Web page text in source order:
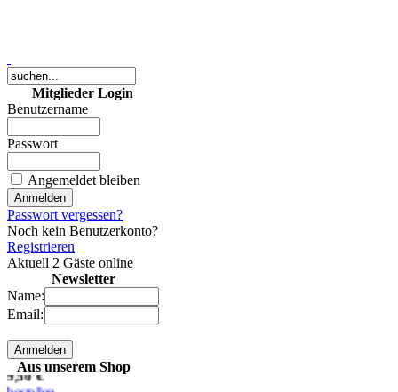
Mitglieder Login
Benutzername
Passwort
Angemeldet bleiben
Passwort vergessen?
Noch kein Benutzerkonto?
Registrieren
Aktuell 2 Gäste online
Newsletter
Name:
Email:
Aus unserem Shop
keine Karten mehr
(online) verfügbar!
0,00 €
bestellen
10 MP Digitales Foto
(JPG-Datei)
9,50 €
bestellen